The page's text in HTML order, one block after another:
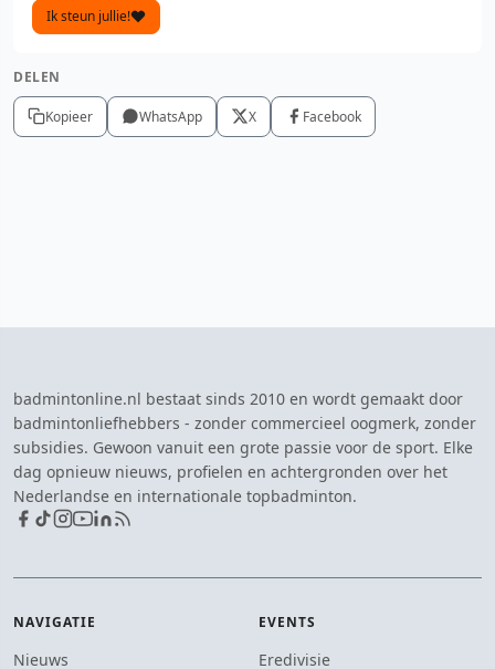
Ik steun jullie!
DELEN
Kopieer WhatsApp X Facebook
badmintonline.nl bestaat sinds 2010 en wordt gemaakt door
badmintonliefhebbers - zonder commercieel oogmerk, zonder
subsidies. Gewoon vanuit een grote passie voor de sport. Elke
dag opnieuw nieuws, profielen en achtergronden over het
Nederlandse en internationale topbadminton.
NAVIGATIE
Nieuws
EVENTS
Eredivisie